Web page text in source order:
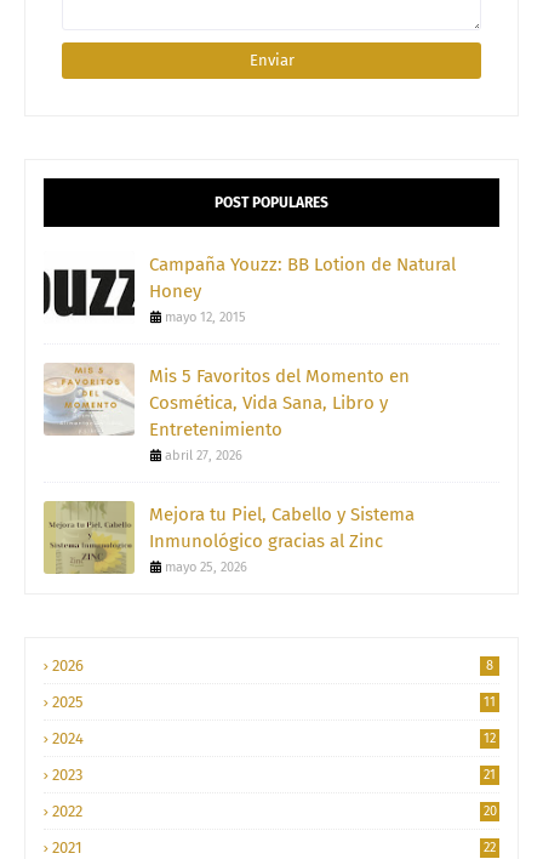
POST POPULARES
Campaña Youzz: BB Lotion de Natural
Honey
mayo 12, 2015
Mis 5 Favoritos del Momento en
Cosmética, Vida Sana, Libro y
Entretenimiento
abril 27, 2026
Mejora tu Piel, Cabello y Sistema
Inmunológico gracias al Zinc
mayo 25, 2026
2026 8
2025 11
2024 12
2023 21
2022 20
2021 22